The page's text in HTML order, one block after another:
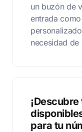
un buzón de
entrada
necesidad
para tu